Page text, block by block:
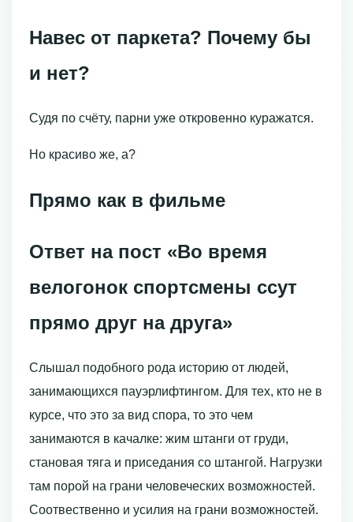
Навес от паркета? Почему бы
и нет?
Судя по счёту, парни уже откровенно куражатся.
Но красиво же, а?
Прямо как в фильме
Ответ на пост «Во время
велогонок спортсмены ссут
прямо друг на друга»
Слышал подобного рода историю от людей,
занимающихся пауэрлифтингом. Для тех, кто не в
курсе, что это за вид спора, то это чем
занимаются в качалке: жим штанги от груди,
становая тяга и приседания со штангой. Нагрузки
там порой на грани человеческих возможностей.
Соотвественно и усилия на грани возможностей.